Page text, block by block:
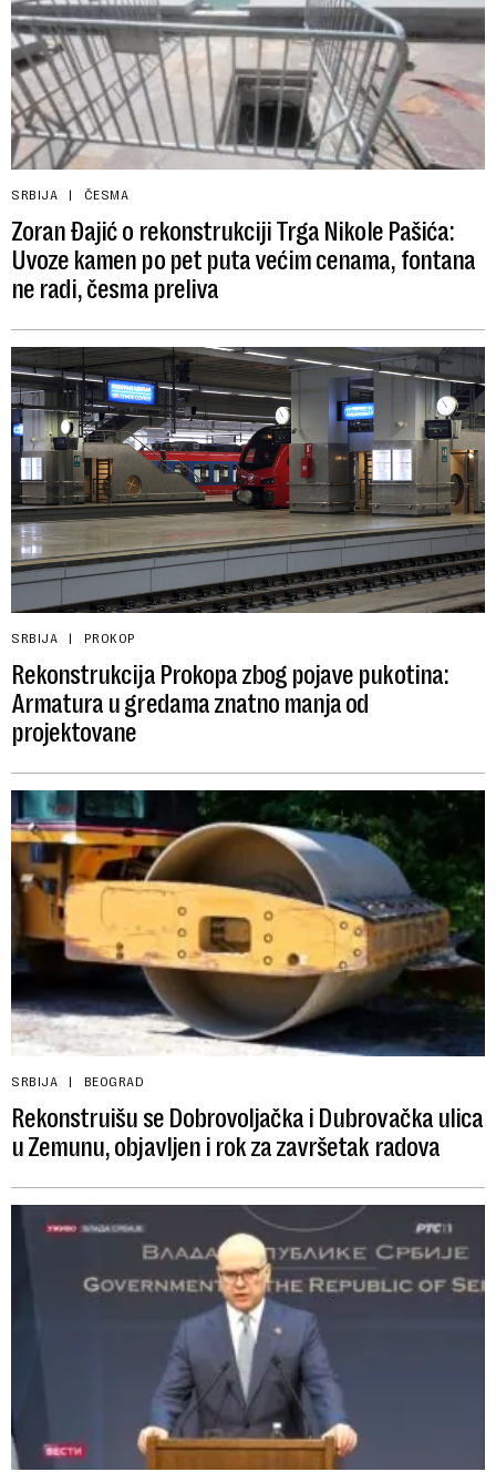
SRBIJA ČESMA
Zoran Đajić o rekonstrukciji Trga Nikole Pašića:
Uvoze kamen po pet puta većim cenama, fontana
ne radi, česma preliva
SRBIJA PROKOP
Rekonstrukcija Prokopa zbog pojave pukotina:
Armatura u gredama znatno manja od
projektovane
SRBIJA BEOGRAD
Rekonstruišu se Dobrovoljačka i Dubrovačka ulica
u Zemunu, objavljen i rok za završetak radova